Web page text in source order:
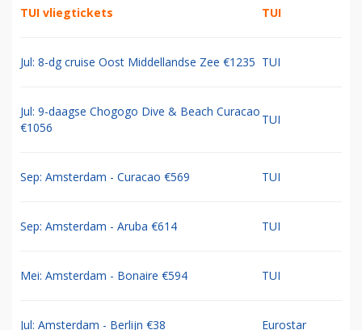
TUI vliegtickets TUI
Jul: 8-dg cruise Oost Middellandse Zee €1235 TUI
Jul: 9-daagse Chogogo Dive & Beach Curacao
€1056
TUI
Sep: Amsterdam - Curacao €569 TUI
Sep: Amsterdam - Aruba €614 TUI
Mei: Amsterdam - Bonaire €594 TUI
Jul: Amsterdam - Berlijn €38 Eurostar